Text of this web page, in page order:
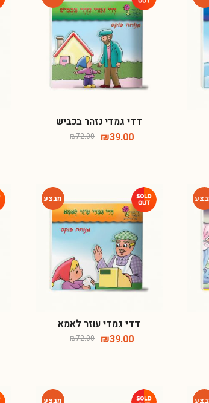
-46%
דדי גמדי נזהר בכביש
₪72.00 ₪39.00
-46%
דדי גמדי עוזר לאמא
₪72.00 ₪39.00